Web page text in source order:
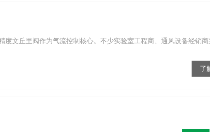
文丘里阀作为气流控制核心。不少实验室工程商、通风设备经销
了